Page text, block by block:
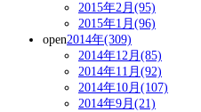
2015年2月(95)
2015年1月(96)
open2014年(309)
2014年12月(85)
2014年11月(92)
2014年10月(107)
2014年9月(21)